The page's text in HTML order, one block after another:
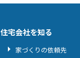
住宅会社を知る
家づくりの依頼先